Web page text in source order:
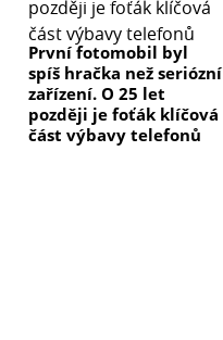
První fotomobil byl
spíš hračka než seriózní
zařízení. O 25 let
později je foťák klíčová
část výbavy telefonů